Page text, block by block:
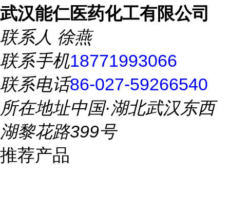
武汉能仁医药化工有限公司
联系人 徐燕
联系手机18771993066
联系电话86-027-59266540
所在地址中国·湖北武汉东西
湖黎花路399号
推荐产品